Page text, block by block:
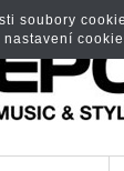
soubory